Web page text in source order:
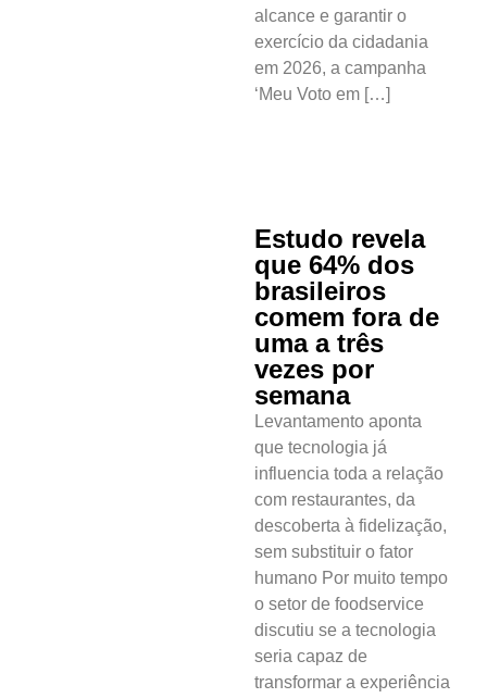
alcance e garantir o
exercício da cidadania
em 2026, a campanha
‘Meu Voto em […]
Estudo revela
que 64% dos
brasileiros
comem fora de
uma a três
vezes por
semana
Levantamento aponta
que tecnologia já
influencia toda a relação
com restaurantes, da
descoberta à fidelização,
sem substituir o fator
humano Por muito tempo
o setor de foodservice
discutiu se a tecnologia
seria capaz de
transformar a experiência